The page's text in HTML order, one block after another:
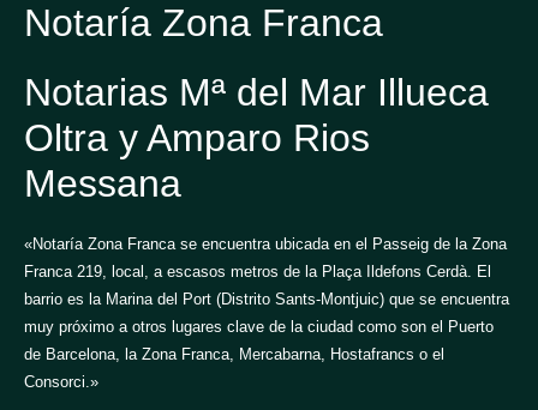
Notaría Zona Franca
Notarias Mª del Mar Illueca
Oltra y Amparo Rios
Messana
«Notaría Zona Franca se encuentra ubicada en el Passeig de la Zona
Franca 219, local, a escasos metros de la Plaça Ildefons Cerdà. El
barrio es la Marina del Port (Distrito Sants-Montjuic) que se encuentra
muy próximo a otros lugares clave de la ciudad como son el Puerto
de Barcelona, la Zona Franca, Mercabarna, Hostafrancs o el
Consorci.»